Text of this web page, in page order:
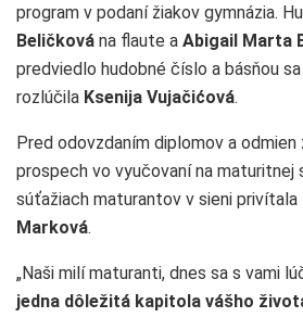
program v podaní žiakov gymnázia.
Beličková na flaute a Abigail Marta
predviedlo hudobné číslo a básňou
rozlúčila Ksenija Vujačićová.
Pred odovzdaním diplomov a odmien
prospech vo vyučovaní na maturitnej
súťažiach maturantov v sieni privítala
Marková.
„Naši milí maturanti, dnes sa s vami
jedna dôležitá kapitola vášho